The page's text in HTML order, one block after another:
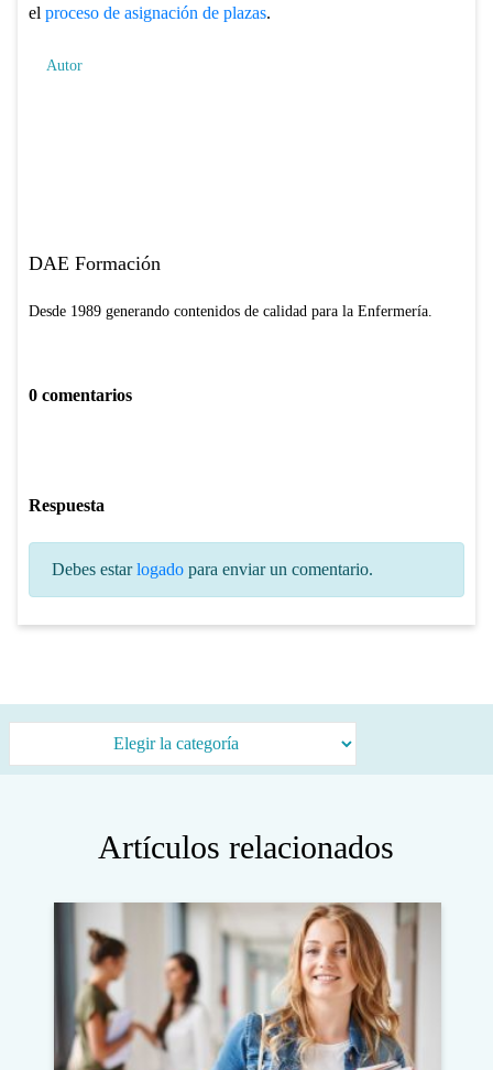
el proceso de asignación de plazas.
Autor
DAE Formación
Desde 1989 generando contenidos de calidad para la Enfermería.
0 comentarios
Respuesta
Debes estarlogadopara enviar un comentario.
Artículos relacionados